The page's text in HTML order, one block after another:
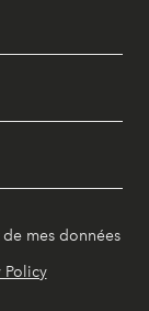
mes données
Policy